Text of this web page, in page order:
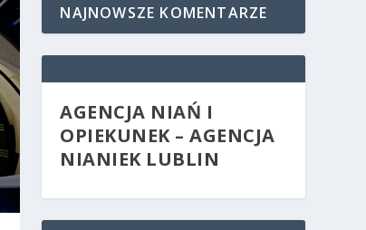
NAJNOWSZE KOMENTARZE
AGENCJA NIAŃ I
OPIEKUNEK – AGENCJA
NIANIEK LUBLIN